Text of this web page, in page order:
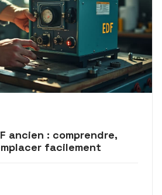
ancien : comprendre,
facilement